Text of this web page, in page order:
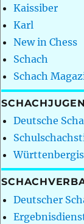
Kaissiber
Karl
New in Chess
Schach
Schach
Deutsche
Deutscher